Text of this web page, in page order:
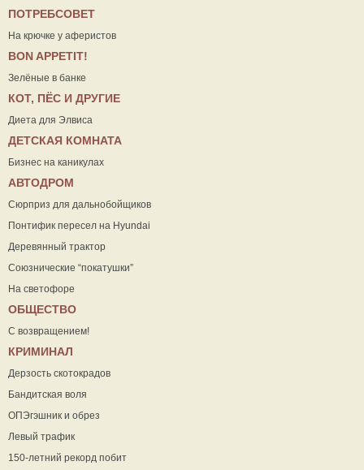
ПОТРЕБСОВЕТ
На крючке у аферистов
ВON APPETIT!
Зелёные в банке
КОТ, ПЁС И ДРУГИЕ
Диета для Элвиса
ДЕТСКАЯ КОМНАТА
Бизнес на каникулах
АВТОДРОМ
Сюрприз для дальнобойщиков
Понтифик пересел на Hyundai
Деревянный трактор
Союзнические “покатушки”
На светофоре
ОБЩЕСТВО
С возвращением!
КРИМИНАЛ
Дерзость скотокрадов
Бандитская воля
ОПЭгэшник и обрез
Левый трафик
150-летний рекорд побит